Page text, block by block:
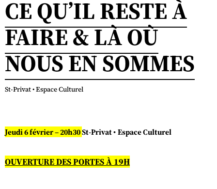
CE QU’IL RESTE À
FAIRE & LÀ OÙ
NOUS EN SOMMES
St-Privat • Espace Culturel
Jeudi6février– 20h30St-Privat•Espace Culturel
OUVERTURE DES PORTES À 19H